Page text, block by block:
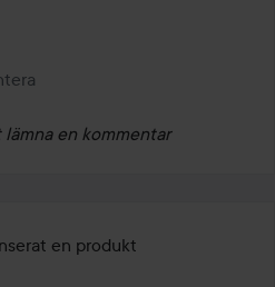
lämna en kommentar
en produkt
1 år